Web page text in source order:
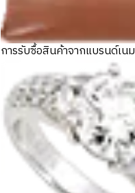
การรับซื้อสินค้าจากแบรนด์เนม